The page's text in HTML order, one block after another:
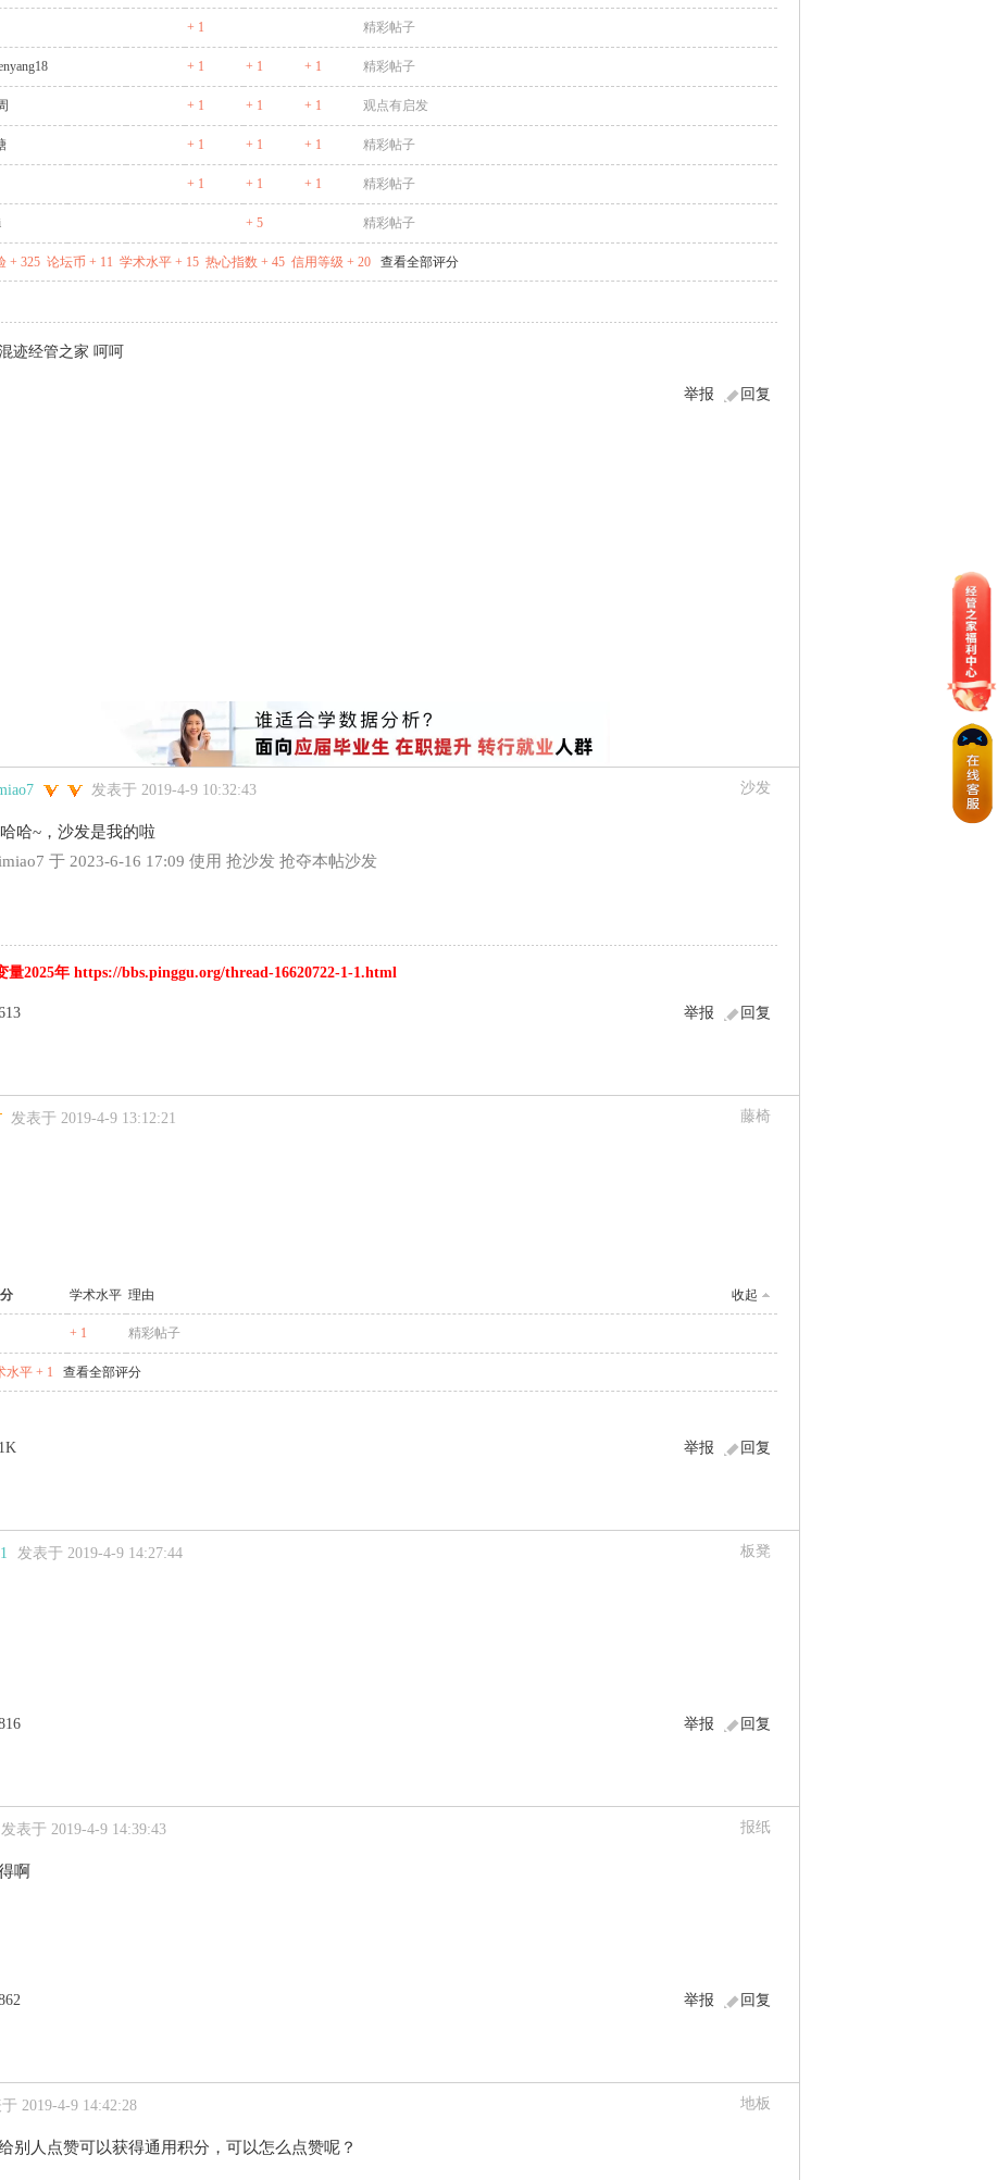
+ 1 精彩帖子
+ 1 + 1 + 1 精彩帖子
+ 1 + 1 + 1 观点有启发
+ 1 + 1 + 1 精彩帖子
+ 1 + 1 + 1 精彩帖子
+ 5 精彩帖子
+ 325 论坛币 + 11 学术水平 + 15 热心指数 + 45 信用等级 + 20 查看全部评分
迹经管之家 呵呵
回复
举报
沙发
发表于 2019-4-9 10:32:43
哈~，沙发是我的啦
于 2023-6-16 17:09 使用 抢沙发 抢夺本帖沙发
量2025年 https://bbs.pinggu.org/thread-16620722-1-1.html
回复
举报
藤椅
发表于 2019-4-9 13:12:21
学术水平 收起
理由
+ 1 精彩帖子
水平 + 1 查看全部评分
回复
举报
板凳
发表于 2019-4-9 14:27:44
回复
举报
报纸
发表于 2019-4-9 14:39:43
啊
回复
举报
地板
2019-4-9 14:42:28
别人点赞可以获得通用积分，可以怎么点赞呢？